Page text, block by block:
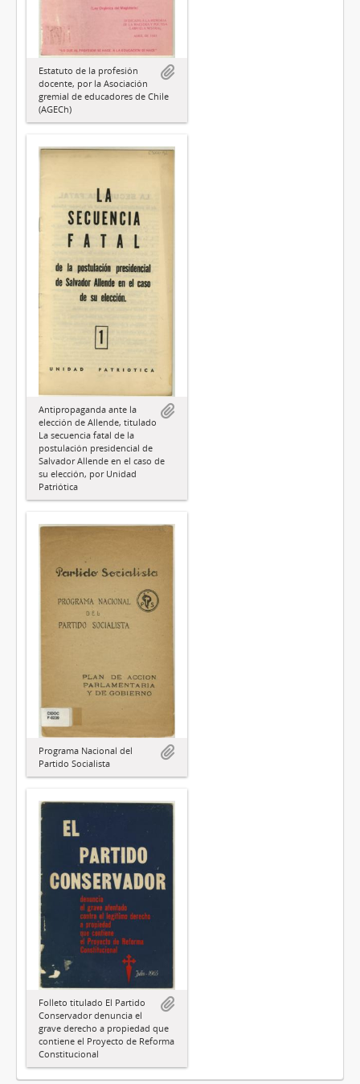
Estatuto de la profesión
docente, por la Asociación
gremial de educadores de Chile
(AGECh)
Antipropaganda ante la
elección de Allende, titulado
La secuencia fatal de la
postulación presidencial de
Salvador Allende en el caso de
su elección, por Unidad
Patriótica
Programa Nacional del
Partido Socialista
Folleto titulado El Partido
Conservador denuncia el
grave derecho a propiedad que
contiene el Proyecto de Reforma
Constitucional